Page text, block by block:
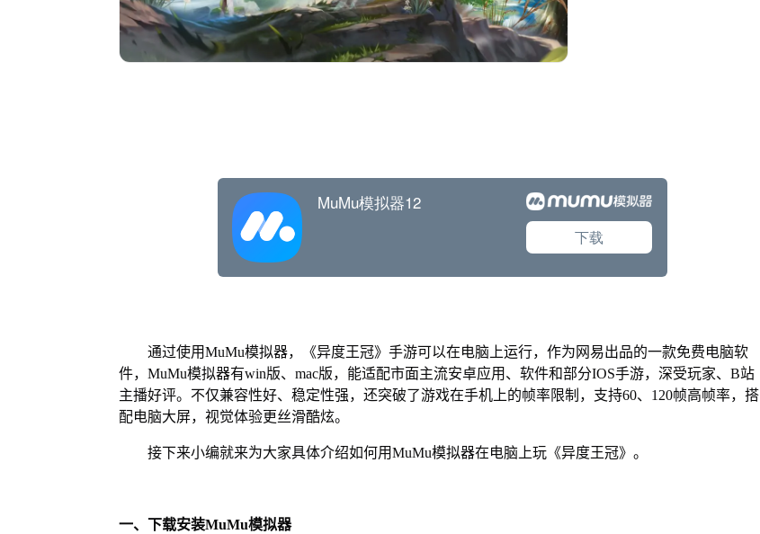
通过使用MuMu模拟器，《异度王冠》手游可以在电脑上运行，作为网易出品的一款免费电脑软
件，MuMu模拟器有win版、mac版，能适配市面主流安卓应用、软件和部分IOS手游，深受玩家、B站
主播好评。不仅兼容性好、稳定性强，还突破了游戏在手机上的帧率限制，支持60、120帧高帧率，搭
配电脑大屏，视觉体验更丝滑酷炫。
接下来小编就来为大家具体介绍如何用MuMu模拟器在电脑上玩《异度王冠》。
一、下载安装MuMu模拟器